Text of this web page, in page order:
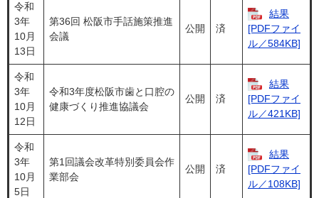
令和
3年
10月
13日
第36回 松阪市手話施策推進
会議
公開 済
結果
[PDFファイ
ル／584KB]
令和
3年
10月
12日
令和3年度松阪市歯と口腔の
健康づくり推進協議会
公開 済
結果
[PDFファイ
ル／421KB]
令和
3年
10月
5日
第1回議会改革特別委員会作
業部会
公開 済
結果
[PDFファイ
ル／108KB]